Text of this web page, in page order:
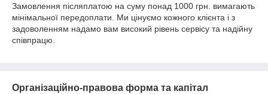
Замовлення післяплатою на суму понад 1000 грн. вимагають
мінімальної передоплати. Ми цінуємо кожного клієнта і з
задоволенням надамо вам високий рівень сервісу та надійну
співпрацю.
Організаційно-правова форма та капітал